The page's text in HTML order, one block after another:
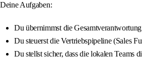
Deine Aufgaben:
Du übernimmst die
Du steuerst die Vertriebspipeline (Sales
Du stellst sicher, dass die lokalen Teams